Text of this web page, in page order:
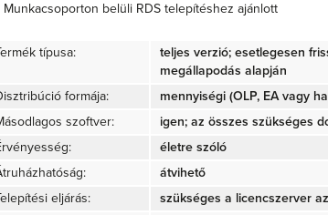
Munkacsoporton belüli RDS telepítéshez ajánlott
típusa:
teljes verzió; esetlegesen
megállapodás alapján
formája:
mennyiségi (OLP, EA vagy
szoftver:
igen; az összes szükséges
életre szóló
átvihető
eljárás:
szükséges a licencszerver